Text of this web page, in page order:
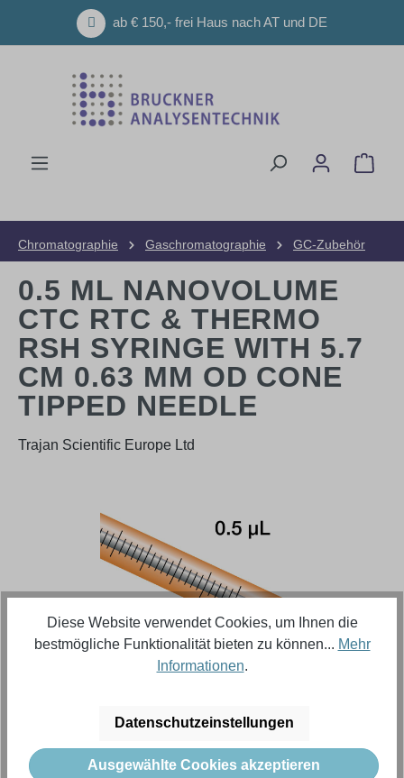
Zum Hauptinhalt springenab € 150,- frei Haus nach AT und DE
Chromatographie Gaschromatographie
GC-Zubehör
0.5 ΜL NANOVOLUME
CTC RTC & THERMO
RSH SYRINGE WITH 5.7
CM 0.63 MM OD CONE
TIPPED NEEDLE
Trajan Scientific Europe Ltd
150,47 €
Inhalt: 1 Stück (Menge)
Diese Website verwendet Cookies, um Ihnen die
bestmögliche Funktionalität bieten zu können... Mehr
Informationen.
Datenschutzeinstellungen
Ausgewählte Cookies akzeptieren